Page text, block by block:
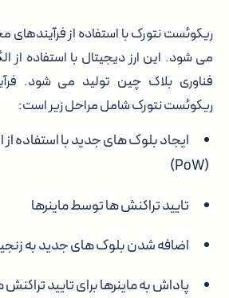
ریکوئست نتورک با استفاده از فرآیندهای
می شود. این ارز دیجیتال با استفاده از
فناوری بلاک چین تولید می شود.
ریکوئست نتورک شامل مراحل زیر است:
ایجاد بلوک های جدید با استفاده از
(PoW)
تایید تراکنش ها توسط ماینرها
اضافه شدن بلوک های جدید به
پاداش به ماینرها برای تایید تراکنش